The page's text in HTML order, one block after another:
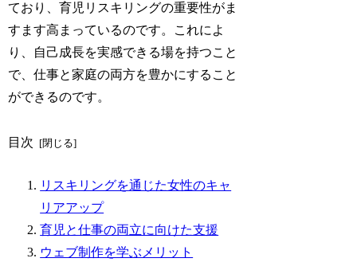
ており、育児リスキリングの重要性がま
すます高まっているのです。これによ
り、自己成長を実感できる場を持つこと
で、仕事と家庭の両方を豊かにすること
ができるのです。
目次
リスキリングを通じた女性のキャ
リアアップ
育児と仕事の両立に向けた支援
ウェブ制作を学ぶメリット